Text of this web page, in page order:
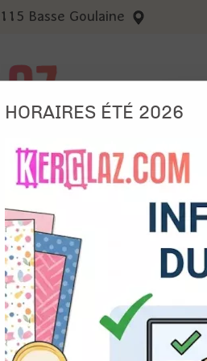
Basse Goulaine
CARTERIE MACHINES
Mobile - Valise et Tote >Sac
Ils
et du
précises
Si vous
de la
HORAIRES ÉTÉ 2026